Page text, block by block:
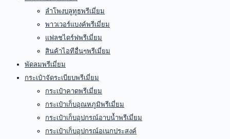
ลำโพงบลูทูธพรีเมี่ยม
พาวเวอร์แบงค์พรีเมี่ยม
แฟลชไดร์ฟพรีเมี่ยม
สินค้าไอทีอื่นๆพรีเมี่ยม
พัดลมพรีเมี่ยม
กระเป๋าจัดระเบียบพรีเมี่ยม
กระเป๋าคาดพรีเมี่ยม
กระเป๋าเก็บอุณหภูมิพรีเมี่ยม
กระเป๋าเก็บอุปกรณ์อาบน้ำพรีเมี่ยม
กระเป๋าเก็บอุปกรณ์อเนกประสงค์